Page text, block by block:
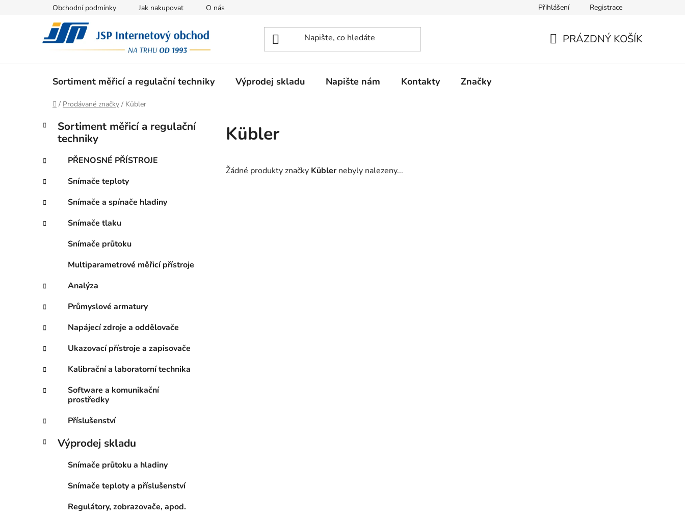
Obchodní podmínky Jak nakupovat O nás Přihlášení Registrace
PRÁZDNÝ KOŠÍK
Sortiment měřicí a regulační techniky Výprodej skladu Napište nám Kontakty Značky
Domů
/ Prodávané značky / Kübler
P
t
a
n
í
e
l
Přeskočit
kategorie
K
a
g
r
i
e
Sortiment měřicí a regulační
techniky
PŘENOSNÉ PŘÍSTROJE
Snímače teploty
Snímače a spínače hladiny
Snímače tlaku
Snímače průtoku
Multiparametrové měřicí přístroje
Analýza
Průmyslové armatury
Napájecí zdroje a oddělovače
Ukazovací přístroje a zapisovače
Kalibrační a laboratorní technika
Software a komunikační
prostředky
Příslušenství
Výprodej skladu
Snímače průtoku a hladiny
Snímače teploty a příslušenství
Regulátory, zobrazovače, apod.
Kübler
Žádné produkty značky Kübler nebyly nalezeny...